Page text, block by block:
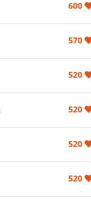
600
570
520
520
520
520